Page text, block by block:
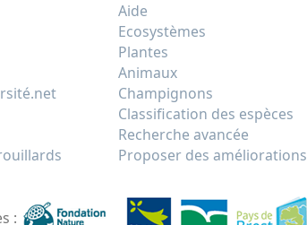
Aide
Ecosystèmes
Plantes
Animaux
Champignons
Classification des espèces
Recherche avancée
Proposer des améliorations
: